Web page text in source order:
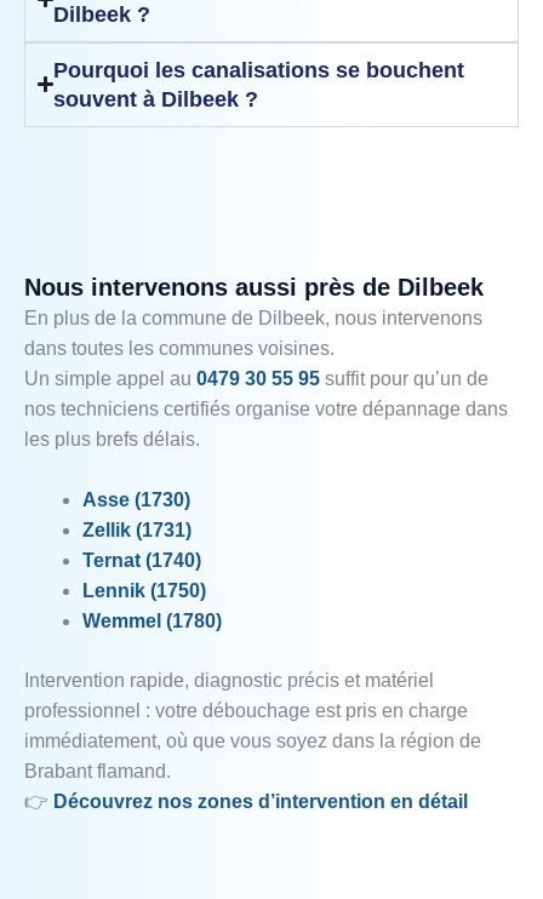
Dilbeek ?
Pourquoi les canalisations se bouchent
souvent à Dilbeek ?
Nous intervenons aussi près de Dilbeek
En plus de la commune de Dilbeek, nous intervenons
dans toutes les communes voisines.
Un simple appel au 0479 30 55 95 suffit pour qu’un de
nos techniciens certifiés organise votre dépannage dans
les plus brefs délais.
Asse (1730)
Zellik (1731)
Ternat (1740)
Lennik (1750)
Wemmel (1780)
Intervention rapide, diagnostic précis et matériel
professionnel : votre débouchage est pris en charge
immédiatement, où que vous soyez dans la région de
Brabant flamand.
👉 Découvrez nos zones d’intervention en détail